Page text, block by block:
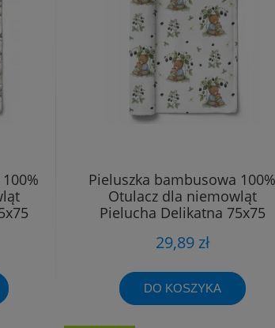
Pieluszka bambusowa 100%
Otulacz dla niemowląt
Pielucha Delikatna 75x75
29,89 zł
DO KOSZYKA